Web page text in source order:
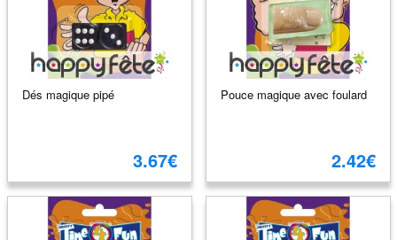
Dés magique pipé
3.67€
Pouce magique avec foulard
2.42€